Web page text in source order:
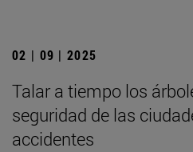
02 | 09 | 2025
Talar a tiempo los
seguridad de las
accidentes